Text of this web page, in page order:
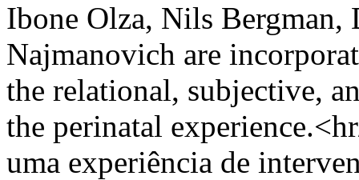
Ibone Olza, Nils Bergman,
Najmanovich are
the relational, subjective,
the perinatal
uma experiência de